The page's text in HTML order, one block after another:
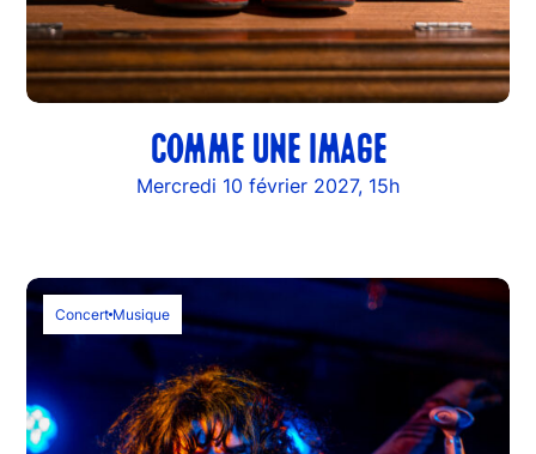
COMME UNE IMAGE
Mercredi 10 février 2027, 15h
Concert Musique